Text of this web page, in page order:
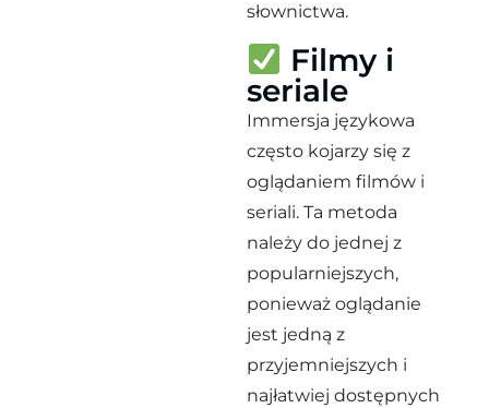
słownictwa.
Filmy i
seriale
Immersja językowa
często kojarzy się z
oglądaniem filmów i
seriali. Ta metoda
należy do jednej z
popularniejszych,
ponieważ oglądanie
jest jedną z
przyjemniejszych i
najłatwiej dostępnych